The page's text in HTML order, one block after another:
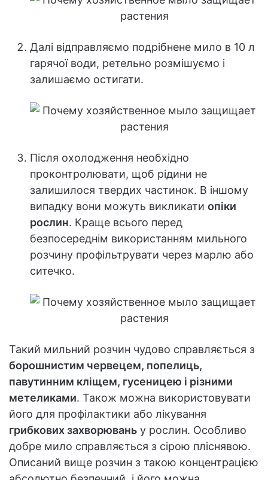
Далі відправляємо подрібнене мило в 10 л
гарячої води, ретельно розмішуємо і
залишаємо остигати.
Після охолодження необхідно
проконтролювати, щоб рідини не
залишилося твердих частинок. В іншому
випадку вони можуть викликати опіки
рослин. Краще всього перед
безпосереднім використанням мильного
розчину профільтрувати через марлю або
ситечко.
Такий мильний розчин чудово справляється з
борошнистим червецем, попелиць,
павутинним кліщем, гусеницею і різними
метеликами. Також можна використовувати
його для профілактики або лікування
грибкових захворювань у рослин. Особливо
добре мило справляється з сірою пліснявою.
Описаний вище розчин з такою концентрацією